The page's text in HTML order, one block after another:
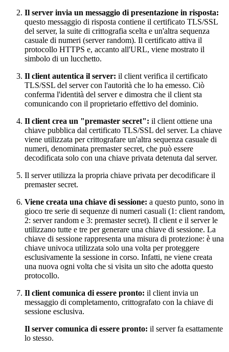
Il server invia un messaggio di presentazione in risposta:
questo messaggio di risposta contiene il certificato TLS/SSL
del server, la suite di crittografia scelta e un'altra sequenza
casuale di numeri (server random). Il certificato attiva il
protocollo HTTPS e, accanto all'URL, viene mostrato il
simbolo di un lucchetto.
Il client autentica il server: il client verifica il certificato
TLS/SSL del server con l'autorità che lo ha emesso. Ciò
conferma l'identità del server e dimostra che il client sta
comunicando con il proprietario effettivo del dominio.
Il client crea un "premaster secret": il client ottiene una
chiave pubblica dal certificato TLS/SSL del server. La chiave
viene utilizzata per crittografare un'altra sequenza casuale di
numeri, denominata premaster secret, che può essere
decodificata solo con una chiave privata detenuta dal server.
Il server utilizza la propria chiave privata per decodificare il
premaster secret.
Viene creata una chiave di sessione: a questo punto, sono in
gioco tre serie di sequenze di numeri casuali (1: client random,
2: server random e 3: premaster secret). Il client e il server le
utilizzano tutte e tre per generare una chiave di sessione. La
chiave di sessione rappresenta una misura di protezione: è una
chiave univoca utilizzata solo una volta per proteggere
esclusivamente la sessione in corso. Infatti, ne viene creata
una nuova ogni volta che si visita un sito che adotta questo
protocollo.
Il client comunica di essere pronto: il client invia un
messaggio di completamento, crittografato con la chiave di
sessione esclusiva.
Il server comunica di essere pronto: il server fa esattamente
lo stesso.